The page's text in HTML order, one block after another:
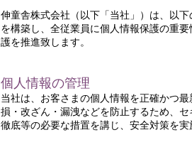
伸童舎株式会社（以下「当社」）は、以
を構築し、全従業員に個人情報保護の重
護を推進致します。
個人情報の管理
当社は、お客さまの個人情報を正確かつ
損・改ざん・漏洩などを防止するため、
徹底等の必要な措置を講じ、安全対策を